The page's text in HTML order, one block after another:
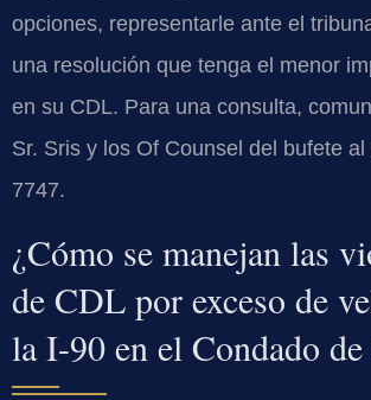
opciones, representarle ante el
una resolución que tenga el menor
en su CDL. Para una consulta,
Sr. Sris y los Of Counsel del bufete
7747.
¿Cómo se manejan las
de CDL por exceso de
la I-90 en el Condado